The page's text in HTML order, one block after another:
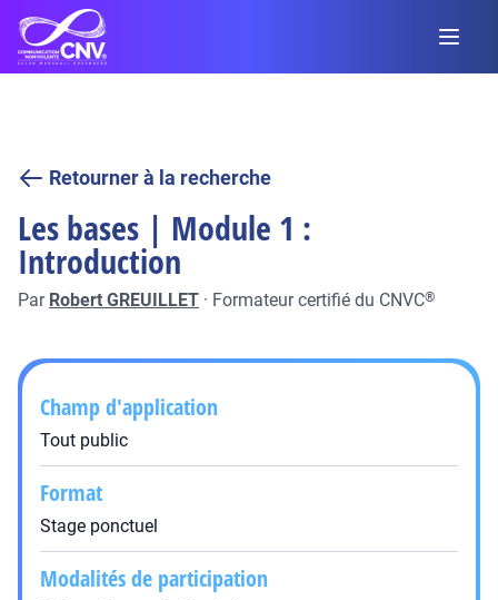
Retourner à la recherche
Les bases | Module 1 :
Introduction
Par Robert GREUILLET · Formateur certifié du CNVC®
Champ d'application
Tout public
Format
Stage ponctuel
Modalités de participation